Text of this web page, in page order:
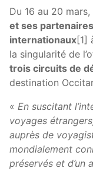
Du 16 au 20
et ses
internationaux[1]
la singularité de
trois circuits de
destination
« En suscitant
voyages
auprès de
mondialement
préservés et